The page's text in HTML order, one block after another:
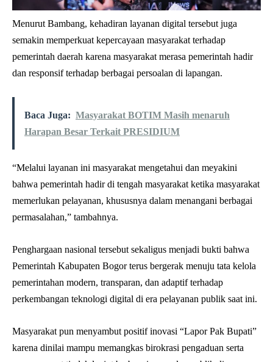
Menurut Bambang, kehadiran layanan digital tersebut juga
semakin memperkuat kepercayaan masyarakat terhadap
pemerintah daerah karena masyarakat merasa pemerintah hadir
dan responsif terhadap berbagai persoalan di lapangan.
Baca Juga: Masyarakat BOTIM Masih menaruh
Harapan Besar Terkait PRESIDIUM
“Melalui layanan ini masyarakat mengetahui dan meyakini
bahwa pemerintah hadir di tengah masyarakat ketika masyarakat
memerlukan pelayanan, khususnya dalam menangani berbagai
permasalahan,” tambahnya.
Penghargaan nasional tersebut sekaligus menjadi bukti bahwa
Pemerintah Kabupaten Bogor terus bergerak menuju tata kelola
pemerintahan modern, transparan, dan adaptif terhadap
perkembangan teknologi digital di era pelayanan publik saat ini.
Masyarakat pun menyambut positif inovasi “Lapor Pak Bupati”
karena dinilai mampu memangkas birokrasi pengaduan serta